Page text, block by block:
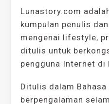
Lunastory.com
kumpulan penulis
mengenai lifestyle,
ditulis untuk
pengguna Internet di
Ditulis dalam Bahasa
berpengalaman